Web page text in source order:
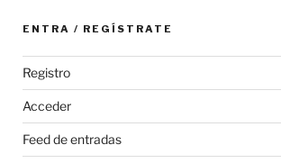
ENTRA / REGÍSTRATE
Registro
Acceder
Feed de entradas